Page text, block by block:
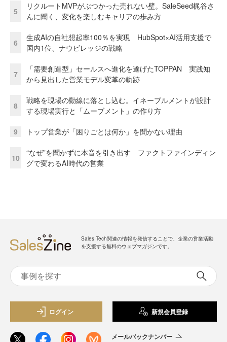
5
リクルートMVPがぶつかった売れない壁。SaleSeed梶谷さ
んに聞く、変化を楽しむキャリアの歩み方
6
生成AIの自社想起率100％を実現 HubSpot×AI活用支援で
国内1位、ナウビレッジの戦略
7
「需要創造型」セールスへ進化を遂げたTOPPAN 実践知
から見出した営業モデル変革の軌跡
8
戦略を現場の動線に落とし込む。イネーブルメントが設計
する現場実行と「ムーブメント」の作り方
9 トップ営業が「困りごとは何か」を聞かない理由
10
“なぜ”を聞かずに本音を引き出す ファクトファインディン
グで変わるAI時代の営業
Sales Tech関連の情報を発信することで、企業の営業活動
を支援する無料のウェブマガジンです。
ログイン 新規会員登録
メールバックナンバー